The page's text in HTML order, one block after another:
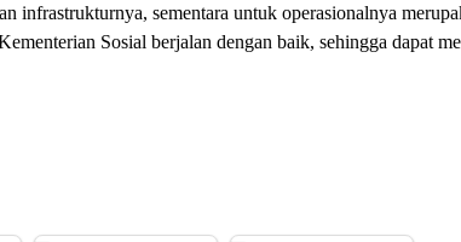
infrastrukturnya, sementara untuk operasionalnya
Sosial berjalan dengan baik, sehingga dapat